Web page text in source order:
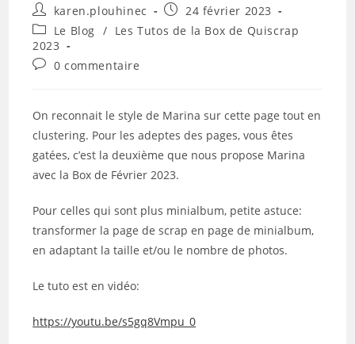
Auteur/autrice
de
la
publication :
karen.plouhinec
Publication
publiée :
24 février 2023
Post
category:
Le Blog / Les Tutos de la Box de Quiscrap
2023
Commentaires
publication :
0 commentaire
On reconnait le style de Marina sur cette page tout en
clustering. Pour les adeptes des pages, vous êtes
gatées, c’est la deuxième que nous propose Marina
avec la Box de Février 2023.
Pour celles qui sont plus minialbum, petite astuce:
transformer la page de scrap en page de minialbum,
en adaptant la taille et/ou le nombre de photos.
Le tuto est en vidéo:
https://youtu.be/s5gq8Vmpu_0